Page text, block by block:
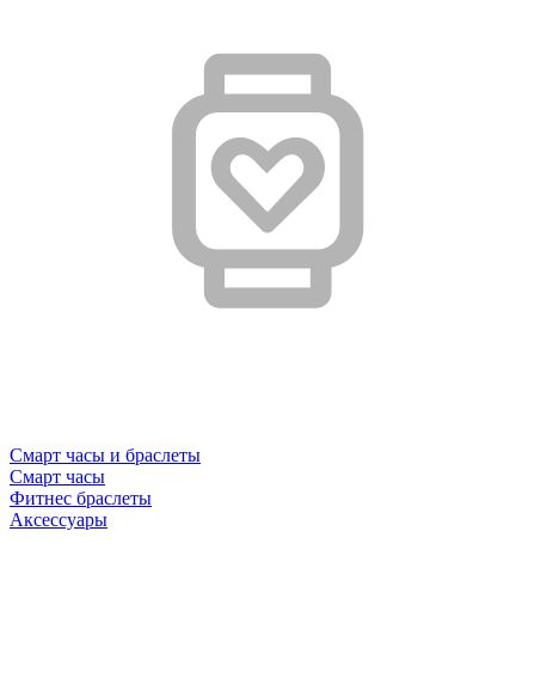
Смарт часы и браслеты
Смарт часы
Фитнес браслеты
Аксессуары